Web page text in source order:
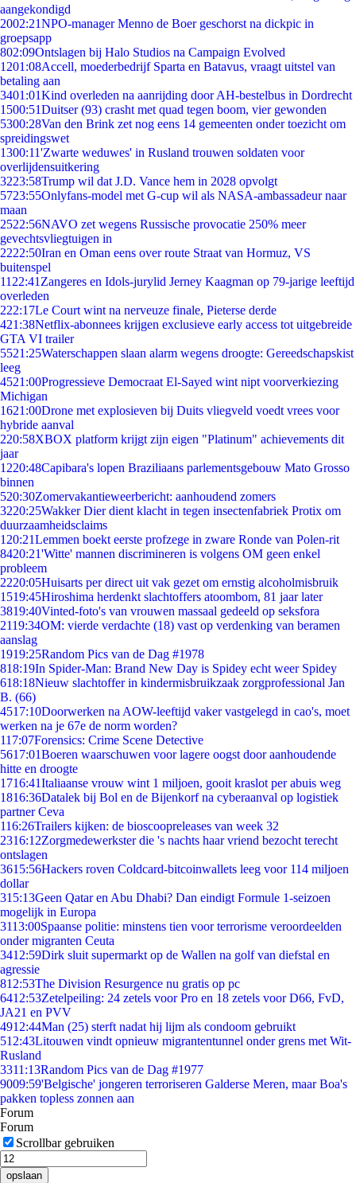
aangekondigd
2002:21NPO-manager Menno de Boer geschorst na dickpic in
groepsapp
802:09Ontslagen bij Halo Studios na Campaign Evolved
1201:08Accell, moederbedrijf Sparta en Batavus, vraagt uitstel van
betaling aan
3401:01Kind overleden na aanrijding door AH-bestelbus in Dordrecht
1500:51Duitser (93) crasht met quad tegen boom, vier gewonden
5300:28Van den Brink zet nog eens 14 gemeenten onder toezicht om
spreidingswet
1300:11'Zwarte weduwes' in Rusland trouwen soldaten voor
overlijdensuitkering
3223:58Trump wil dat J.D. Vance hem in 2028 opvolgt
5723:55Onlyfans-model met G-cup wil als NASA-ambassadeur naar
maan
2522:56NAVO zet wegens Russische provocatie 250% meer
gevechtsvliegtuigen in
2222:50Iran en Oman eens over route Straat van Hormuz, VS
buitenspel
11 22:41 Zangeres en Idols-jurylid Jerney Kaagman op 79-jarige leeftijd
overleden
222:17Le Court wint na nerveuze finale, Pieterse derde
421:38Netflix-abonnees krijgen exclusieve early access tot uitgebreide
GTA VI trailer
5521:25Waterschappen slaan alarm wegens droogte: Gereedschapskist
leeg
4521:00Progressieve Democraat El-Sayed wint nipt voorverkiezing
Michigan
1621:00Drone met explosieven bij Duits vliegveld voedt vrees voor
hybride aanval
220:58XBOX platform krijgt zijn eigen "Platinum" achievements dit
jaar
1220:48Capibara's lopen Braziliaans parlementsgebouw Mato Grosso
binnen
520:30Zomervakantieweerbericht: aanhoudend zomers
3220:25Wakker Dier dient klacht in tegen insectenfabriek Protix om
duurzaamheidsclaims
1 20:21Lemmen boekt eerste profzege in zware Ronde van Polen-rit
8420:21'Witte' mannen discrimineren is volgens OM geen enkel
probleem
2220:05Huisarts per direct uit vak gezet om ernstig alcoholmisbruik
1519:45Hiroshima herdenkt slachtoffers atoombom, 81 jaar later
3819:40Vinted-foto's van vrouwen massaal gedeeld op seksfora
2119:34OM: vierde verdachte (18) vast op verdenking van beramen
aanslag
1919:25Random Pics van de Dag #1978
818:19In Spider-Man: Brand New Day is Spidey echt weer Spidey
618:18Nieuw slachtoffer in kindermisbruikzaak zorgprofessional Jan
B. (66)
4517:10Doorwerken na AOW-leeftijd vaker vastgelegd in cao's, moet
werken na je 67e de norm worden?
117:07Forensics: Crime Scene Detective
5617:01Boeren waarschuwen voor lagere oogst door aanhoudende
hitte en droogte
1716:41Italiaanse vrouw wint 1 miljoen, gooit kraslot per abuis weg
1816:36Datalek bij Bol en de Bijenkorf na cyberaanval op logistiek
partner Ceva
116:26Trailers kijken: de bioscoopreleases van week 32
2316:12Zorgmedewerkster die 's nachts haar vriend bezocht terecht
ontslagen
3615:56Hackers roven Coldcard-bitcoinwallets leeg voor 114 miljoen
dollar
315:13Geen Qatar en Abu Dhabi? Dan eindigt Formule 1-seizoen
mogelijk in Europa
3113:00Spaanse politie: minstens tien voor terrorisme veroordeelden
onder migranten Ceuta
3412:59Dirk sluit supermarkt op de Wallen na golf van diefstal en
agressie
812:53The Division Resurgence nu gratis op pc
6412:53Zetelpeiling: 24 zetels voor Pro en 18 zetels voor D66, FvD,
JA21 en PVV
4912:44Man (25) sterft nadat hij lijm als condoom gebruikt
512:43Litouwen vindt opnieuw migrantentunnel onder grens met Wit-
Rusland
3311:13Random Pics van de Dag #1977
9009:59'Belgische' jongeren terroriseren Galderse Meren, maar Boa's
pakken topless zonnen aan
Forum
Forum
Scrollbar gebruiken
opslaan